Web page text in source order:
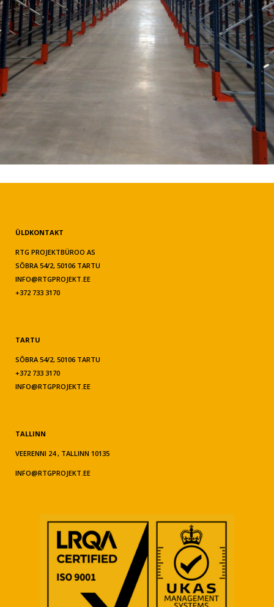
ÜLDKONTAKT
RTG PROJEKTBÜROO AS
SÕBRA 54/2, 50106 TARTU
INFO@RTGPROJEKT.EE
+372 733 3170
TARTU
SÕBRA 54/2, 50106 TARTU
+372 733 3170
INFO@RTGPROJEKT.EE
TALLINN
VEERENNI 24 , TALLINN 10135
INFO@RTGPROJEKT.EE